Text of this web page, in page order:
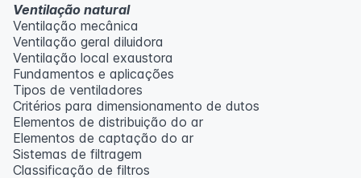
Ventilação natural
Ventilação mecânica
Ventilação geral diluidora
Ventilação local exaustora
Fundamentos e aplicações
Tipos de ventiladores
Critérios para dimensionamento de dutos
Elementos de distribuição do ar
Elementos de captação do ar
Sistemas de filtragem
Classificação de filtros